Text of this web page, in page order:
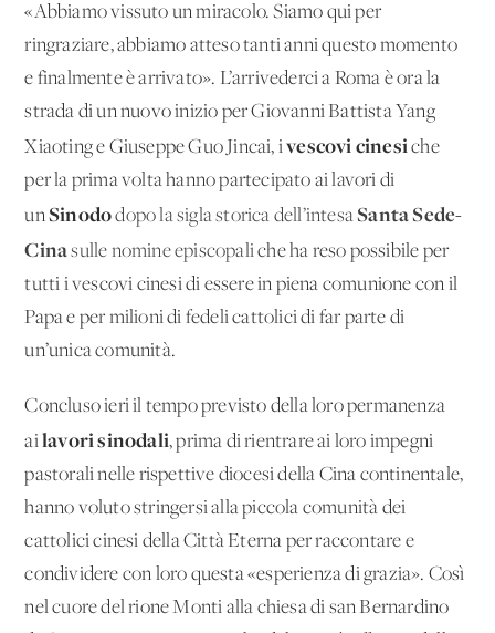
«Abbiamo vissuto un miracolo. Siamo qui per
ringraziare, abbiamo atteso tanti anni questo momento
e finalmente è arrivato». L’arrivederci a Roma è ora la
strada di un nuovo inizio per Giovanni Battista Yang
Xiaoting e Giuseppe Guo Jincai, ivescovi cinesiche
per la prima volta hanno partecipato ai lavori di
unSinododopo la sigla storica dell’intesaSanta Sede-
Cinasulle nomine episcopaliche ha reso possibile per
tutti i vescovi cinesi di essere in piena comunione con il
Papa e per milioni di fedeli cattolici di far parte di
un’unica comunità.
Concluso ieri il tempo previsto della loro permanenza
ailavori sinodali, prima di rientrare ai loro impegni
pastorali nelle rispettive diocesi della Cina continentale,
hanno voluto stringersi alla piccola comunità dei
cattolici cinesi della Città Eterna per raccontare e
condividere con loro questa «esperienza di grazia». Così
nel cuore del rione Monti alla chiesa di san Bernardino